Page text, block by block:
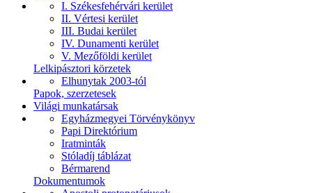
I. Székesfehérvári kerület
II. Vértesi kerület
III. Budai kerület
IV. Dunamenti kerület
V. Mezőföldi kerület
Lelkipásztori körzetek
Elhunytak 2003-tól
Papok, szerzetesek
Világi munkatársak
Egyházmegyei Törvénykönyv
Papi Direktórium
Iratminták
Stóladíj táblázat
Bérmarend
Dokumentumok